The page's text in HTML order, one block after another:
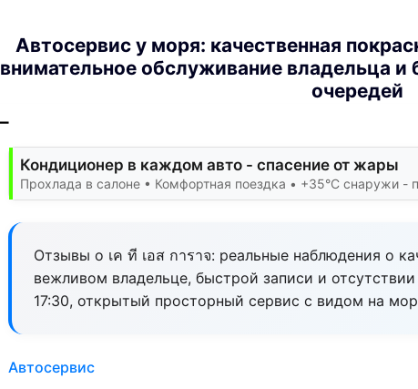
Автосервис у моря: качественная
внимательное обслуживание владельца и
очередей
Кондиционер в каждом авто - спасение от жары
Прохлада в салоне • Комфортная поездка • +35°C снаружи -
Отзывы о เค ที เอส การาจ: реальные наблюдения о
вежливом владельце, быстрой записи и
17:30, открытый просторный сервис с видом на
Автосервис